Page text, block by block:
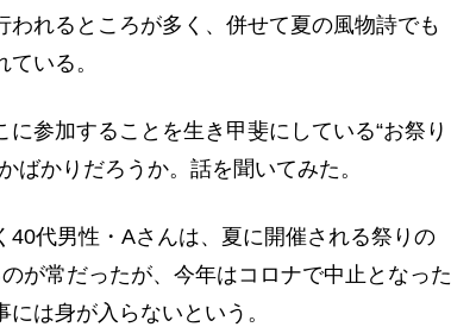
れるところが多く、併せて夏の風物詩でも
いる。
参加することを生き甲斐にしている“お祭り
ばかりだろうか。話を聞いてみた。
代男性・Aさんは、夏に開催される祭りの
が常だったが、今年はコロナで中止となった
は身が入らないという。